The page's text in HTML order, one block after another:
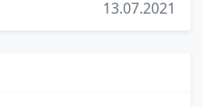
13.07.2021